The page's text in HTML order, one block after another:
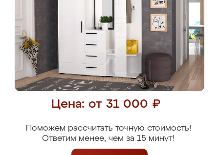
Цена: от 31 000 ₽
Поможем рассчитать точную стоимость!
Ответим менее, чем за 15 минут!